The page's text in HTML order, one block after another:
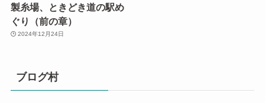
製糸場、ときどき道の駅め
ぐり（前の章）
2024年12月24日
ブログ村